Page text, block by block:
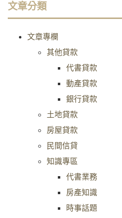
文章分類
文章專欄
其他貸款
代書貸款
動產貸款
銀行貸款
土地貸款
房屋貸款
民間信貸
知識專區
代書業務
房產知識
時事話題